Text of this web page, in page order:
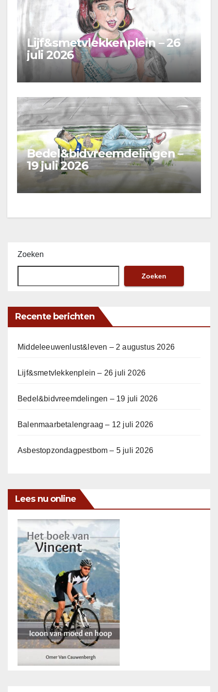
Lijf&smetvlekkenplein – 26
juli 2026
Bedel&bidvreemdelingen –
19 juli 2026
Zoeken
Zoeken
Recente berichten
Middeleeuwenlust&leven – 2 augustus 2026
Lijf&smetvlekkenplein – 26 juli 2026
Bedel&bidvreemdelingen – 19 juli 2026
Balenmaarbetalengraag – 12 juli 2026
Asbestopzondagpestbom – 5 juli 2026
Lees nu online